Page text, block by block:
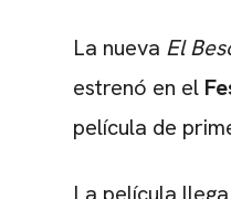
La nueva El
estrenó en el
película de
La película